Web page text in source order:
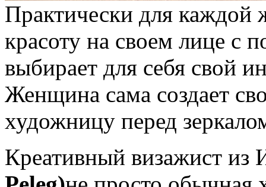
Практически для
красоту на своем лице с
выбирает для себя свой
Женщина сама создает
художницу перед
Креативный визажист из